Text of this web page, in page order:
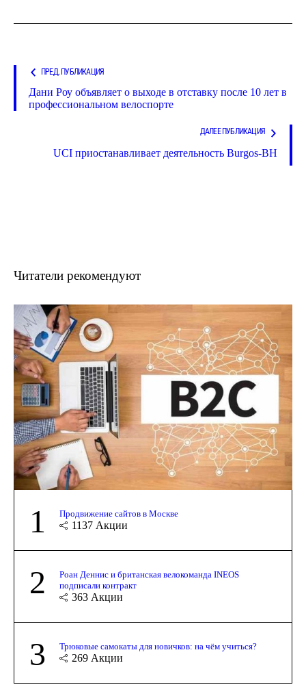
ПРЕД. ПУБЛИКАЦИЯ
Дани Роу объявляет о выходе в отставку после 10 лет в
профессиональном велоспорте
ДАЛЕЕ ПУБЛИКАЦИЯ
UCI приостанавливает деятельность Burgos-BH
Читатели рекомендуют
1 Продвижение сайтов в Москве
1137 Акции
2
Роан Деннис и британская велокоманда INEOS
подписали контракт
363 Акции
3 Трюковые самокаты для новичков: на чём учиться?
269 Акции